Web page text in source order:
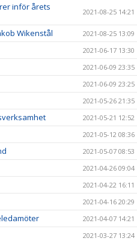
inför årets
2021-08-25 14:21
Wikenstål 2021-08-25 13:09
2021-06-17 13:30
2021-06-09 23:35
2021-06-09 23:25
2021-05-26 21:35
2021-05-21 12:52
2021-05-12 08:36
2021-05-07 08:53
2021-04-26 09:04
2021-04-22 16:11
2021-04-16 20:29
2021-04-07 14:21
2021-03-27 13:24